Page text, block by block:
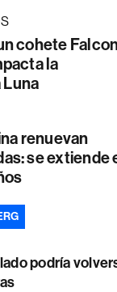
cohete
la
renuevan
se extiende
podría